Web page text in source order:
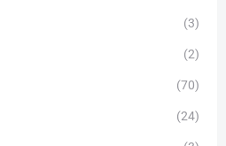
(3)
(2)
(70)
(24)